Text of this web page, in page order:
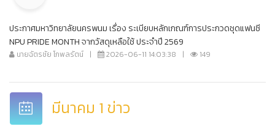
ประกาศมหาวิทยาลัยนครพนม เรื่อง ระเบียบหลักเกณฑ์การประกวดชุดแฟนซี
NPU PRIDE MONTH จากวัสดุเหลือใช้ ประจำปี 2569
นายฉัตรชัย โกพลรัตน์ | 2026-06-11 14:03:38 | 149
มีนาคม 1 ข่าว